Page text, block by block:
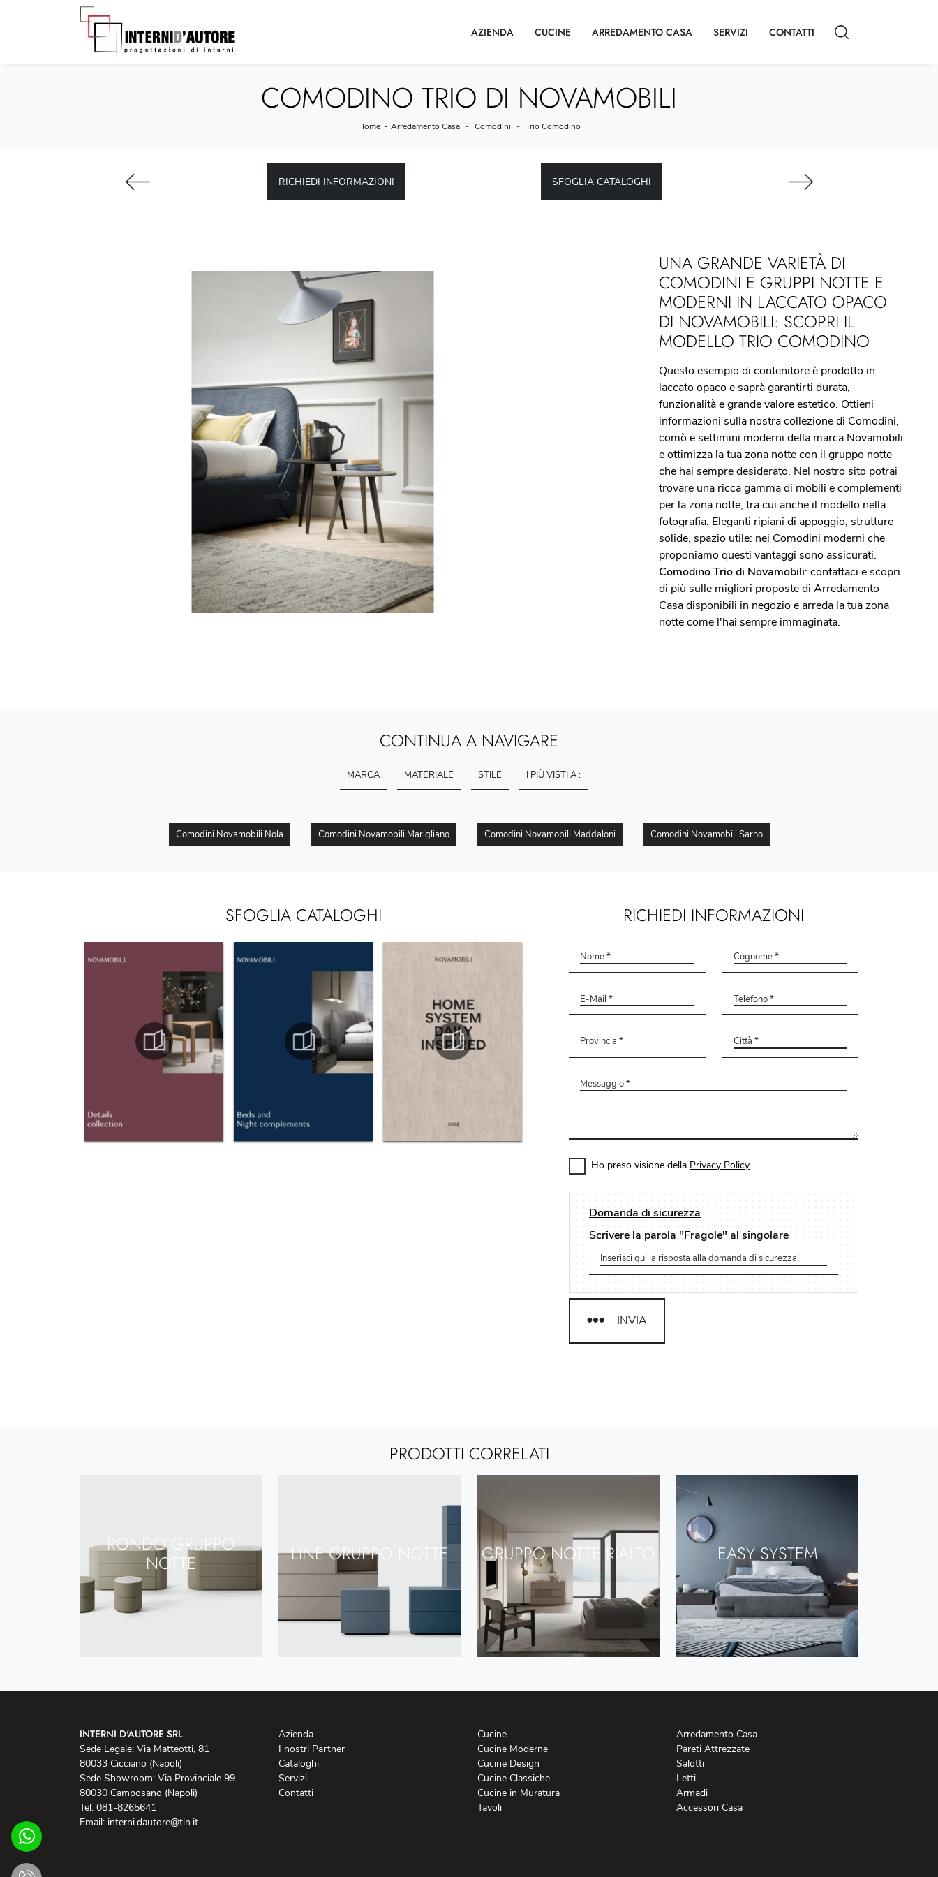
AZIENDA CUCINE ARREDAMENTO CASA SERVIZI CONTATTI
COMODINO TRIO DI NOVAMOBILI
Home - Arredamento Casa - Comodini - Trio Comodino
RICHIEDI INFORMAZIONI SFOGLIA CATALOGHI
UNA GRANDE VARIETÀ DI
COMODINI E GRUPPI NOTTE E
MODERNI IN LACCATO OPACO
DI NOVAMOBILI: SCOPRI IL
MODELLO TRIO COMODINO
Questo esempio di contenitore è prodotto in
laccato opaco e saprà garantirti durata,
funzionalità e grande valore estetico. Ottieni
informazioni sulla nostra collezione di Comodini,
comò e settimini moderni della marca Novamobili
e ottimizza la tua zona notte con il gruppo notte
che hai sempre desiderato. Nel nostro sito potrai
trovare una ricca gamma di mobili e complementi
per la zona notte, tra cui anche il modello nella
fotografia. Eleganti ripiani di appoggio, strutture
solide, spazio utile: nei Comodini moderni che
proponiamo questi vantaggi sono assicurati.
Comodino Trio di Novamobili: contattaci e scopri
di più sulle migliori proposte di Arredamento
Casa disponibili in negozio e arreda la tua zona
notte come l'hai sempre immaginata.
CONTINUA A NAVIGARE
MARCA MATERIALE STILE I PIÙ VISTI A :
Comodini Novamobili Nola Comodini Novamobili Marigliano Comodini Novamobili Maddaloni Comodini Novamobili Sarno
SFOGLIA CATALOGHI RICHIEDI INFORMAZIONI
Ho preso visione della Privacy Policy
Domanda di sicurezza
Scrivere la parola "Fragole" al singolare
INVIA
PRODOTTI CORRELATI
RONDO GRUPPO
NOTTE
LINE GRUPPO NOTTE GRUPPO NOTTE RIALTO EASY SYSTEM
INTERNI D'AUTORE SRL
Sede Legale: Via Matteotti, 81
80033 Cicciano (Napoli)
Sede Showroom: Via Provinciale 99
80030 Camposano (Napoli)
Tel: 081-8265641
Email: interni.dautore@tin.it
Azienda
I nostri Partner
Cataloghi
Servizi
Contatti
Cucine
Cucine Moderne
Cucine Design
Cucine Classiche
Cucine in Muratura
Tavoli
Arredamento Casa
Pareti Attrezzate
Salotti
Letti
Armadi
Accessori Casa